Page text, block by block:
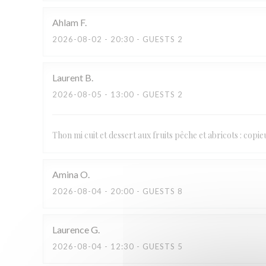
Ahlam F
2026-08-02 - 20:30 - GUESTS 2
Laurent B
2026-08-05 - 13:00 - GUESTS 2
Thon mi cuit et dessert aux fruits pêche et abricots :
Amina O
2026-08-04 - 20:00 - GUESTS 8
LaurenceG
2026-08-04 - 12:30 - GUESTS 5